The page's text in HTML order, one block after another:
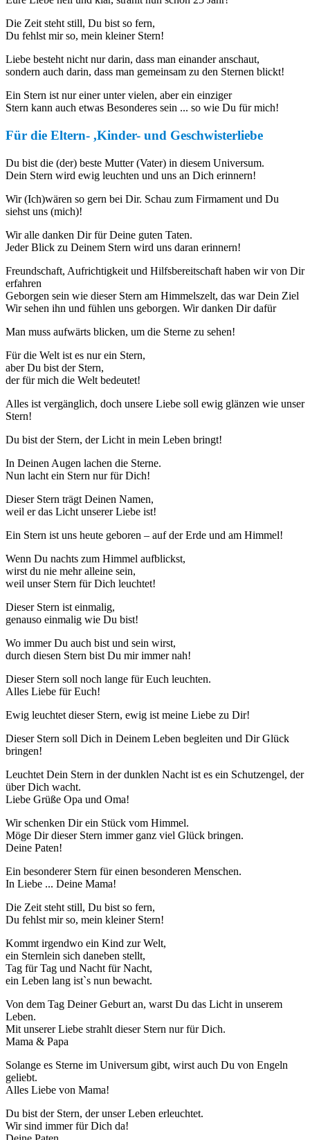
Die Zeit steht still, Du bist so fern,
Du fehlst mir so, mein kleiner Stern!
Liebe besteht nicht nur darin, dass man einander anschaut,
sondern auch darin, dass man gemeinsam zu den Sternen blickt!
Ein Stern ist nur einer unter vielen, aber ein einziger
Stern kann auch etwas Besonderes sein ... so wie Du für mich!
Für die Eltern- ,Kinder- und Geschwisterliebe
Du bist die (der) beste Mutter (Vater) in diesem Universum.
Dein Stern wird ewig leuchten und uns an Dich erinnern!
Wir (Ich)wären so gern bei Dir. Schau zum Firmament und Du
siehst uns (mich)!
Wir alle danken Dir für Deine guten Taten.
Jeder Blick zu Deinem Stern wird uns daran erinnern!
Freundschaft, Aufrichtigkeit und Hilfsbereitschaft haben wir von Dir
erfahren
Geborgen sein wie dieser Stern am Himmelszelt, das war Dein Ziel
Wir sehen ihn und fühlen uns geborgen. Wir danken Dir dafür
Man muss aufwärts blicken, um die Sterne zu sehen!
Für die Welt ist es nur ein Stern,
aber Du bist der Stern,
der für mich die Welt bedeutet!
Alles ist vergänglich, doch unsere Liebe soll ewig glänzen wie unser
Stern!
Du bist der Stern, der Licht in mein Leben bringt!
In Deinen Augen lachen die Sterne.
Nun lacht ein Stern nur für Dich!
Dieser Stern trägt Deinen Namen,
weil er das Licht unserer Liebe ist!
Ein Stern ist uns heute geboren – auf der Erde und am Himmel!
Wenn Du nachts zum Himmel aufblickst,
wirst du nie mehr alleine sein,
weil unser Stern für Dich leuchtet!
Dieser Stern ist einmalig,
genauso einmalig wie Du bist!
Wo immer Du auch bist und sein wirst,
durch diesen Stern bist Du mir immer nah!
Dieser Stern soll noch lange für Euch leuchten.
Alles Liebe für Euch!
Ewig leuchtet dieser Stern, ewig ist meine Liebe zu Dir!
Dieser Stern soll Dich in Deinem Leben begleiten und Dir Glück
bringen!
Leuchtet Dein Stern in der dunklen Nacht ist es ein Schutzengel, der
über Dich wacht.
Liebe Grüße Opa und Oma!
Wir schenken Dir ein Stück vom Himmel.
Möge Dir dieser Stern immer ganz viel Glück bringen.
Deine Paten!
Ein besonderer Stern für einen besonderen Menschen.
In Liebe ... Deine Mama!
Die Zeit steht still, Du bist so fern,
Du fehlst mir so, mein kleiner Stern!
Kommt irgendwo ein Kind zur Welt,
ein Sternlein sich daneben stellt,
Tag für Tag und Nacht für Nacht,
ein Leben lang ist`s nun bewacht.
Von dem Tag Deiner Geburt an, warst Du das Licht in unserem
Leben.
Mit unserer Liebe strahlt dieser Stern nur für Dich.
Mama & Papa
Solange es Sterne im Universum gibt, wirst auch Du von Engeln
geliebt.
Alles Liebe von Mama!
Du bist der Stern, der unser Leben erleuchtet.
Wir sind immer für Dich da!